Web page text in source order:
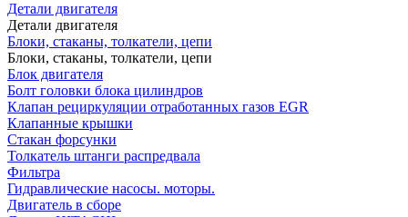
Детали двигателя
Детали двигателя
Блоки, стаканы, толкатели, цепи
Блоки, стаканы, толкатели, цепи
Блок двигателя
Болт головки блока цилиндров
Клапан рециркуляции отработанных газов EGR
Клапанные крышки
Стакан форсунки
Толкатель штанги распредвала
Фильтра
Гидравлические насосы. моторы.
Двигатель в сборе